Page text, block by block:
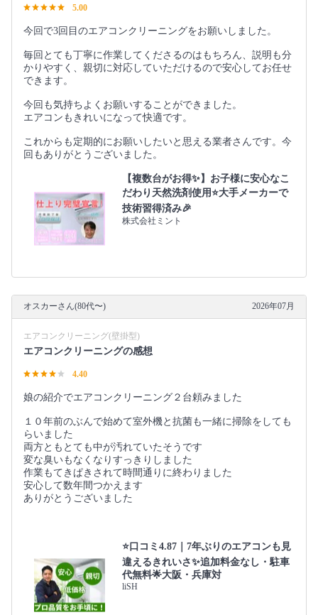
5.00
今回で3回目のエアコンクリーニングをお願いしました。
毎回とても丁寧に作業してくださるのはもちろん、説明も分
かりやすく、親切に対応していただけるので安心してお任せ
できます。
今回も気持ちよくお願いすることができました。
エアコンもきれいになって快適です。
これからも定期的にお願いしたいと思える業者さんです。今
回もありがとうございました。
【複数台がお得✨】お子様に安心なこ
だわり天然洗剤使用⭐大手メーカーで
技術習得済み🎉
株式会社ミント
オスカーさん(80代〜) 2026年07月
エアコンクリーニング(壁掛型)
エアコンクリーニングの感想
4.40
娘の紹介でエアコンクリーニング２台頼みました
１０年前のぶんで始めて室外機と抗菌も一緒に掃除をしても
らいました
両方ともとても中が汚れていたそうです
変な臭いもなくなりすっきりしました
作業もてきぱきされて時間通りに終わりました
安心して数年間つかえます
ありがとうございました
⭐口コミ4.87｜7年ぶりのエアコンも見
違えるきれいさ✨追加料金なし・駐車
代無料🌟大阪・兵庫対
liSH